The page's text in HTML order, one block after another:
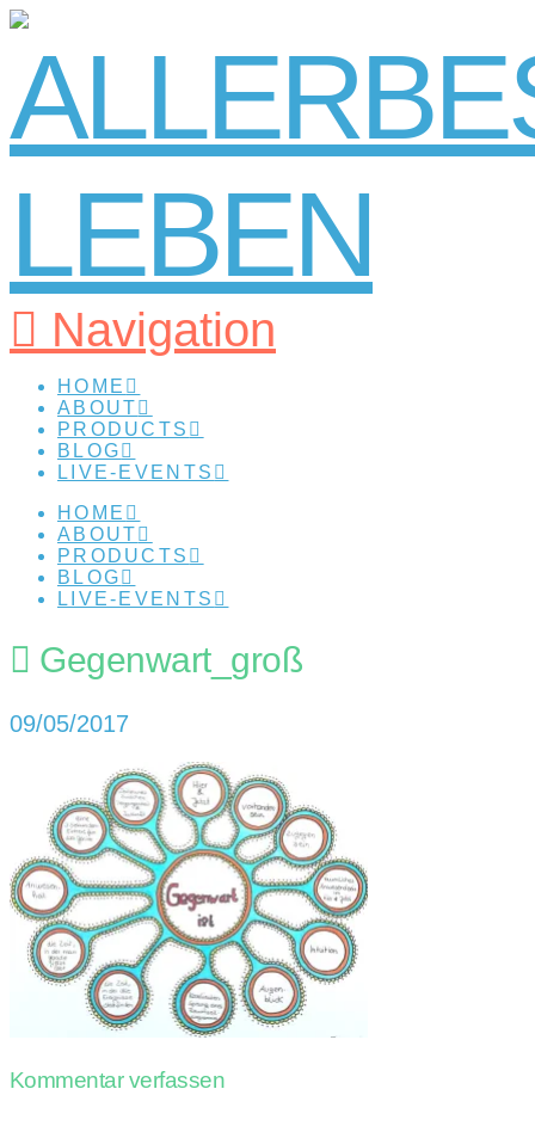
Navigation
HOME
ABOUT
PRODUCTS
BLOG
LIVE-EVENTS
HOME
ABOUT
PRODUCTS
BLOG
LIVE-EVENTS
Gegenwart_groß
09/05/2017
Kommentar verfassen